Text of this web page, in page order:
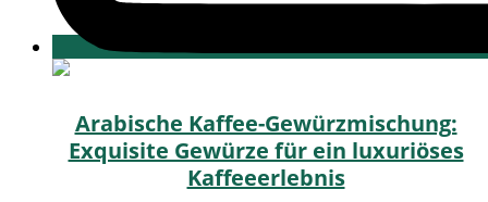
Arabische Kaffee-Gewürzmischung:
Exquisite Gewürze für ein luxuriöses
Kaffeeerlebnis